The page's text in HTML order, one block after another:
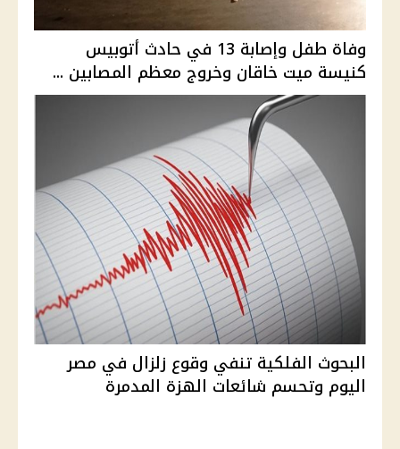
وفاة طفل وإصابة 13 في حادث أتوبيس
كنيسة ميت خاقان وخروج معظم المصابين ...
البحوث الفلكية تنفي وقوع زلزال في مصر
اليوم وتحسم شائعات الهزة المدمرة